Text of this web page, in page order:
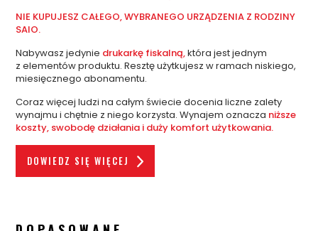
NIE KUPUJESZ CAŁEGO, WYBRANEGO URZĄDZENIA Z RODZINY
SAIO.
Nabywasz jedynie drukarkę fiskalną,która jest jednym
z elementów produktu. Resztę użytkujesz w ramach niskiego,
miesięcznego abonamentu.
Coraz więcej ludzi na całym świecie docenia liczne zalety
wynajmu i chętnie z niego korzysta. Wynajem oznacza niższe
koszty, swobodę działania i duży komfort użytkowania.
DOWIEDZ SIĘ WIĘCEJ